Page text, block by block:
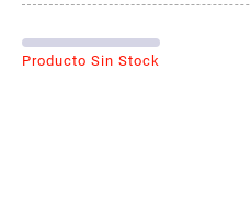
Producto Sin Stock